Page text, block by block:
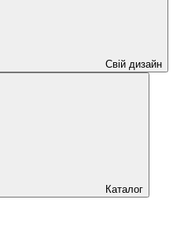
Свій дизайн
Каталог